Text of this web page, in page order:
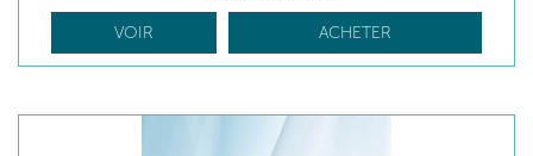
VOIR ACHETER